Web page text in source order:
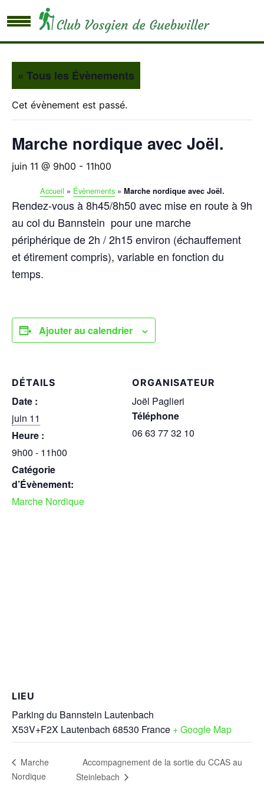
« Tous les Évènements
Cet évènement est passé.
Marche nordique avec Joël.
juin 11 @ 9h00 - 11h00
Accueil » Évènements» Marche nordique avec Joël.
Rendez-vous à 8h45/8h50 avec mise en route à 9h
au col du Bannstein pour une marche
périphérique de 2h / 2h15 environ (échauffement
et étirement compris), variable en fonction du
temps.
Ajouter au calendrier
DÉTAILS
Date :
juin 11
Heure :
9h00 - 11h00
Catégorie
d’Évènement:
Marche Nordique
ORGANISATEUR
Joël Paglieri
Téléphone
06 63 77 32 10
LIEU
Parking du Bannstein Lautenbach
X53V+F2X Lautenbach 68530 France + Google Map
Marche
Nordique
Accompagnement de la sortie du CCAS au
Steinlebach